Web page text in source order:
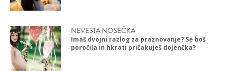
NEVESTA NOSEČKA
Imaš dvojni razlog za praznovanje? Se boš
poročila in hkrati pričakuješ dojenčka?